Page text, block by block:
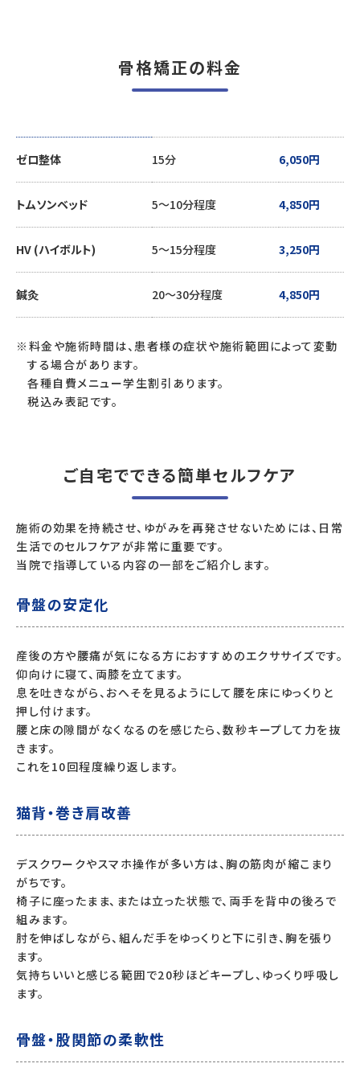
骨格矯正の料金
ゼロ整体 15分 6,050円
トムソンベッド 5～10分程度 4,850円
HV (ハイボルト) 5～15分程度 3,250円
鍼灸 20～30分程度 4,850円
※料金や施術時間は、患者様の症状や施術範囲によって変動
する場合があります。
各種自費メニュー学生割引あります。
税込み表記です。
ご自宅でできる簡単セルフケア
施術の効果を持続させ、ゆがみを再発させないためには、日常
生活でのセルフケアが非常に重要です。
当院で指導している内容の一部をご紹介します。
骨盤の安定化
産後の方や腰痛が気になる方におすすめのエクササイズです。
仰向けに寝て、両膝を立てます。
息を吐きながら、おへそを見るようにして腰を床にゆっくりと
押し付けます。
腰と床の隙間がなくなるのを感じたら、数秒キープして力を抜
きます。
これを10回程度繰り返します。
猫背・巻き肩改善
デスクワークやスマホ操作が多い方は、胸の筋肉が縮こまり
がちです。
椅子に座ったまま、または立った状態で、両手を背中の後ろで
組みます。
肘を伸ばしながら、組んだ手をゆっくりと下に引き、胸を張り
ます。
気持ちいいと感じる範囲で20秒ほどキープし、ゆっくり呼吸し
ます。
骨盤・股関節の柔軟性